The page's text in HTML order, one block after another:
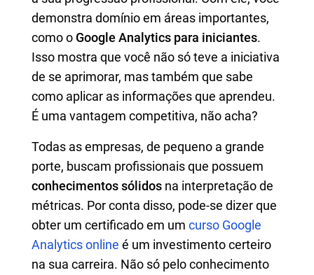
demonstra domínio em áreas importantes,
como o Google Analytics para iniciantes.
Isso mostra que você não só teve a iniciativa
de se aprimorar, mas também que sabe
como aplicar as informações que aprendeu.
É uma vantagem competitiva, não acha?
Todas as empresas, de pequeno a grande
porte, buscam profissionais que possuem
conhecimentos sólidos na interpretação de
métricas. Por conta disso, pode-se dizer que
obter um certificado em um curso Google
Analytics online é um investimento certeiro
na sua carreira. Não só pelo conhecimento